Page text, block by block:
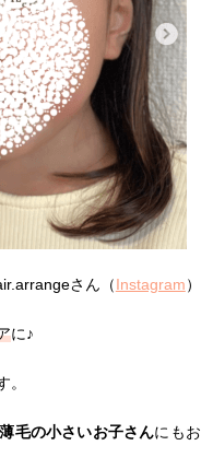
さん（Instagram）
に♪
。
毛の小さいお子さんにもお